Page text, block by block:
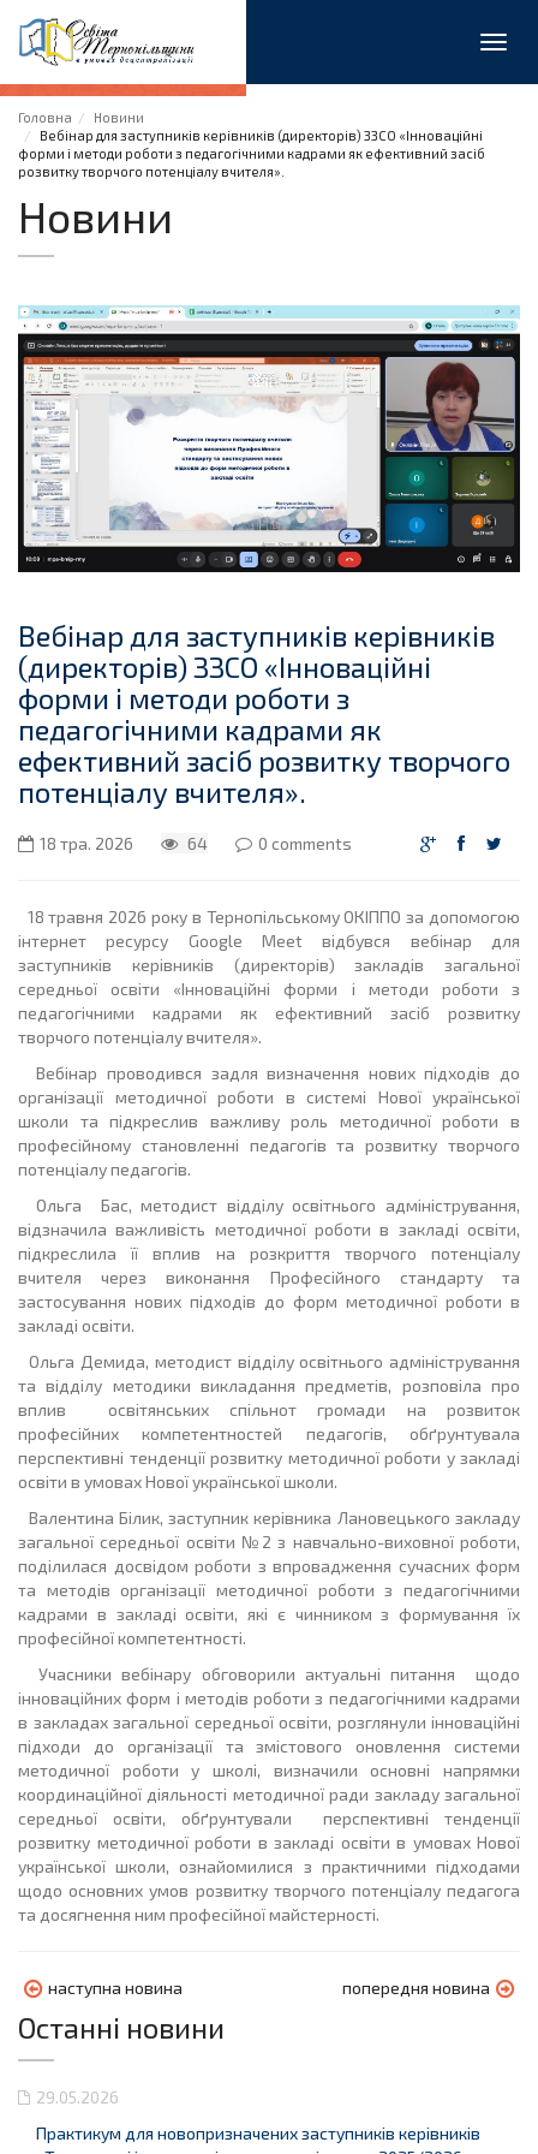
Головна
Новини
Вебінар для заступників керівників (директорів) ЗЗСО «Інноваційні
форми і методи роботи з педагогічними кадрами як ефективний засіб
розвитку творчого потенціалу вчителя».
Новини
Вебінар для заступників керівників
(директорів) ЗЗСО «Інноваційні
форми і методи роботи з
педагогічними кадрами як
ефективний засіб розвитку творчого
потенціалу вчителя».
18 тра. 2026 64 0 comments
18 травня 2026 року в Тернопільському ОКІППО за допомогою
інтернет ресурсу Google Meet відбувся вебінар для
заступників керівників (директорів) закладів загальної
середньої освіти «Інноваційні форми і методи роботи з
педагогічними кадрами як ефективний засіб розвитку
творчого потенціалу вчителя».
Вебінар проводився задля визначення нових підходів до
організації методичної роботи в системі Нової української
школи та підкреслив важливу роль методичної роботи в
професійному становленні педагогів та розвитку творчого
потенціалу педагогів.
Ольга Бас, методист відділу освітнього адміністрування,
відзначила важливість методичної роботи в закладі освіти,
підкреслила її вплив на розкриття творчого потенціалу
вчителя через виконання Професійного стандарту та
застосування нових підходів до форм методичної роботи в
закладі освіти.
Ольга Демида, методист відділу освітнього адміністрування
та відділу методики викладання предметів, розповіла про
вплив освітянських спільнот громади на розвиток
професійних компетентностей педагогів, обґрунтувала
перспективні тенденції розвитку методичної роботи у закладі
освіти в умовах Нової української школи.
Валентина Білик, заступник керівника Лановецького закладу
загальної середньої освіти №2 з навчально-виховної роботи,
поділилася досвідом роботи з впровадження сучасних форм
та методів організації методичної роботи з педагогічними
кадрами в закладі освіти, які є чинником з формування їх
професійної компетентності.
Учасники вебінару обговорили актуальні питання щодо
інноваційних форм і методів роботи з педагогічними кадрами
в закладах загальної середньої освіти, розглянули інноваційні
підходи до організації та змістового оновлення системи
методичної роботи у школі, визначили основні напрямки
координаційної діяльності методичної ради закладу загальної
середньої освіти, обґрунтували перспективні тенденції
розвитку методичної роботи в закладі освіти в умовах Нової
української школи, ознайомилися з практичними підходами
щодо основних умов розвитку творчого потенціалу педагога
та досягнення ним професійної майстерності.
наступна новина попередня новина
Останні новини
29.05.2026
Практикум для новопризначених заступників керівників